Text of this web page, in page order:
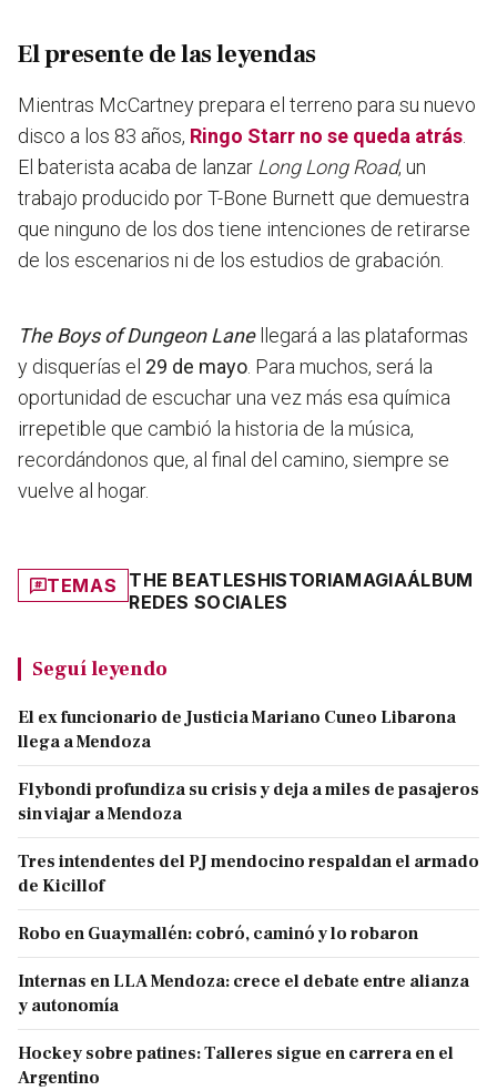
El presente de las leyendas
Mientras McCartney prepara el terreno para su nuevo
disco a los 83 años, Ringo Starr no se queda atrás
El baterista acaba de lanzar Long Long Road, un
trabajo producido por T-Bone Burnett que demuestra
que ninguno de los dos tiene intenciones de retirarse
de los escenarios ni de los estudios de grabación.
The Boys of Dungeon Lanellegará a las plataformas
y disquerías el 29 de mayo . Para muchos, será la
oportunidad de escuchar una vez más esa química
irrepetible que cambió la historia de la música,
recordándonos que, al final del camino, siempre se
vuelve al hogar.
TEMAS THE BEATLESHISTORIAMAGIAÁLBUM
REDES SOCIALES
Seguí leyendo
El ex funcionario de Justicia Mariano Cuneo Libarona
llega a Mendoza
Flybondi profundiza su crisis y deja a miles de pasajeros
sin viajar a Mendoza
Tres intendentes del PJ mendocino respaldan el armado
de Kicillof
Robo en Guaymallén: cobró, caminó y lo robaron
Internas en LLA Mendoza: crece el debate entre alianza
y autonomía
Hockey sobre patines: Talleres sigue en carrera en el
Argentino